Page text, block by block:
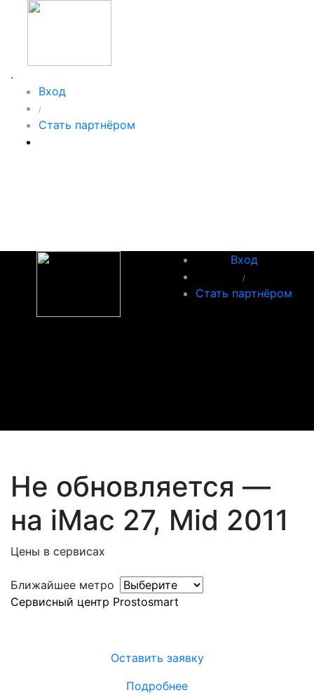
.
Вход
/
Стать партнёром
Вход
/
Стать партнёром
Не обновляется —
на iMac 27, Mid 2011
Цены в сервисах
Ближайшее метро
Сервисный центр Prostosmart
Оставить заявку
Подробнее